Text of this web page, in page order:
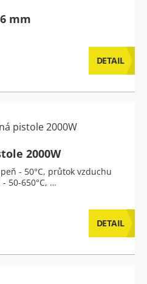
mm
DETAIL
2000W
- 50°C, průtok vzduchu
50-650°C, …
DETAIL